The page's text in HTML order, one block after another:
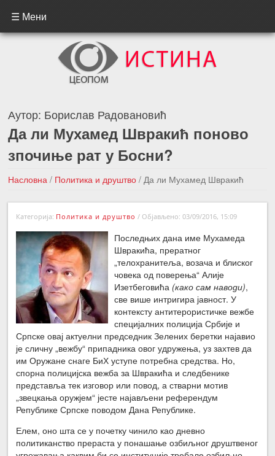
☰ Мени
Аутор: Борислав Радовановић
Да ли Мухамед Швракић поново
зпочиње рат у Босни?
Насловна / Политика и друштво / Да ли Мухамед Швракић
поново зпочиње рат у Босни?
←Претходна вест
Следећа вест →
Категорија: Политика и друштво / Објављено: 03/09/2016, 15:09
Последњих дана име Мухамеда
Швракића, прератног
„телохранитеља, возача и блиског
човека од поверења“ Алије
Изетбеговића (како сам наводи),
све више интригира јавност. У
контексту антитерористичке вежбе
специјалних полиција Србије и
Српске овај актуелни председник Зелених беретки најавио
је сличну „вежбу“ припадника овог удружења, уз захтев да
им Оружане снаге БиХ уступе потребна средства. Но,
спорна полицијска вежба за Швракића и следбенике
представља тек изговор или повод, а стварни мотив
„звецкања оружјем“ јесте најављени референдум
Републике Српске поводом Дана Републике.
Елем, оно шта се у почетку чинило као дневно
политиканство прераста у понашање озбиљног друштвеног